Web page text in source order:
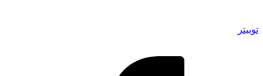
توییتر